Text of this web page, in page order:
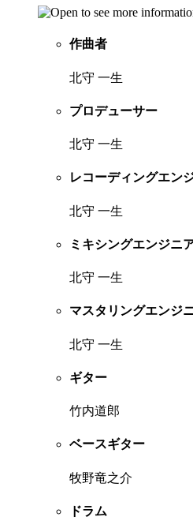
作曲者
北守 一生
プロデューサー
北守 一生
レコーディングエン
北守 一生
ミキシングエンジニ
北守 一生
マスタリングエンジ
北守 一生
ギター
竹内道郎
ベースギター
牧野竜之介
ドラム